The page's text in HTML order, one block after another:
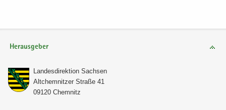
Herausgeber
Lan­des­di­rek­ti­on Sach­sen
Alt­chem­nit­zer Stra­ße 41
09120 Chem­nitz